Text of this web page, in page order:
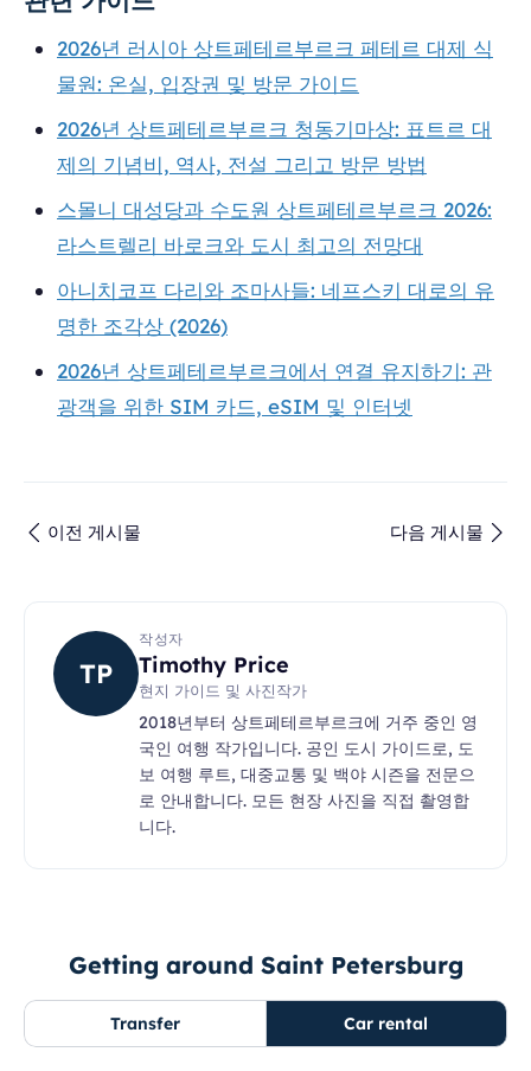
2026년 러시아 상트페테르부르크 페테르 대제 식
물원: 온실, 입장권 및 방문 가이드
2026년 상트페테르부르크 청동기마상: 표트르 대
제의 기념비, 역사, 전설 그리고 방문 방법
스몰니 대성당과 수도원 상트페테르부르크 2026:
라스트렐리 바로크와 도시 최고의 전망대
아니치코프 다리와 조마사들: 네프스키 대로의 유
명한 조각상 (2026)
2026년 상트페테르부르크에서 연결 유지하기: 관
광객을 위한 SIM 카드, eSIM 및 인터넷
이전 게시물 다음 게시물
TP
작성자
Timothy Price
현지 가이드 및 사진작가
2018년부터 상트페테르부르크에 거주 중인 영
국인 여행 작가입니다. 공인 도시 가이드로, 도
보 여행 루트, 대중교통 및 백야 시즌을 전문으
로 안내합니다. 모든 현장 사진을 직접 촬영합
니다.
Getting around Saint Petersburg
Transfer Car rental